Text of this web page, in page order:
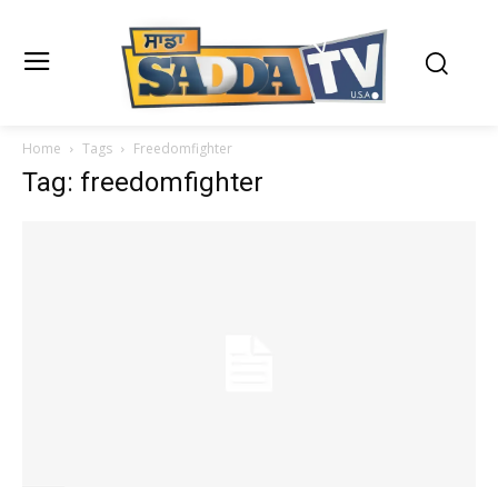
Home Tags Freedomfighter
Tag: freedomfighter